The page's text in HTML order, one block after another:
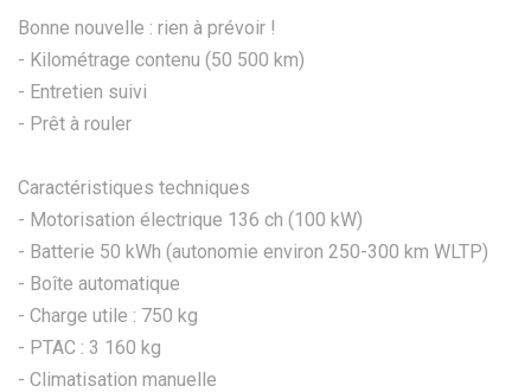
Bonne nouvelle : rien à prévoir !
- Kilométrage contenu (50 500 km)
- Entretien suivi
- Prêt à rouler
Caractéristiques techniques
- Motorisation électrique 136 ch (100 kW)
- Batterie 50 kWh (autonomie environ 250-300 km WLTP)
- Boîte automatique
- Charge utile : 750 kg
- PTAC : 3 160 kg
- Climatisation manuelle